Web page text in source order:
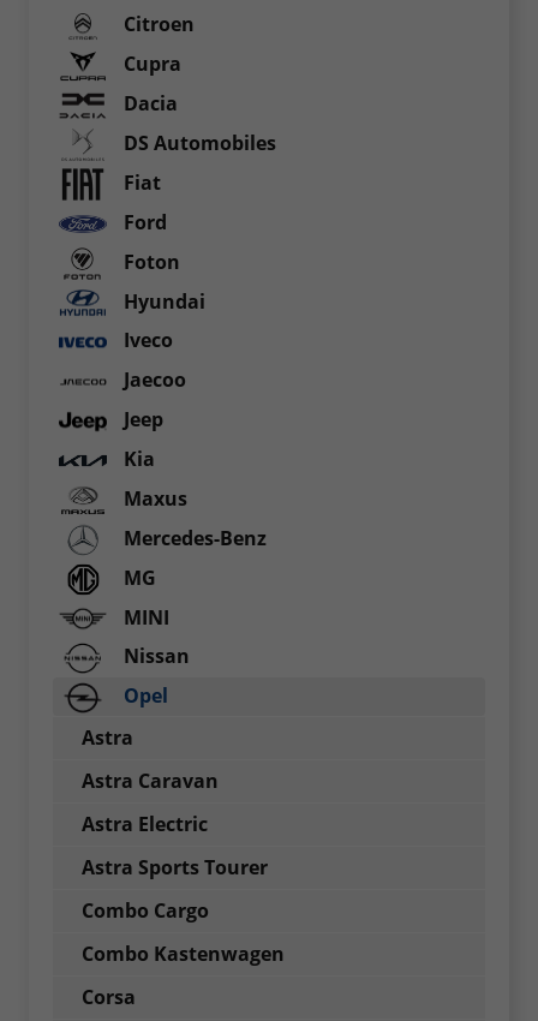
Citroen
Cupra
Dacia
DS Automobiles
Fiat
Ford
Foton
Hyundai
Iveco
Jaecoo
Jeep
Kia
Maxus
Mercedes-Benz
MG
MINI
Nissan
Opel
Astra
Astra Caravan
Astra Electric
Astra Sports Tourer
Combo Cargo
Combo Kastenwagen
Corsa